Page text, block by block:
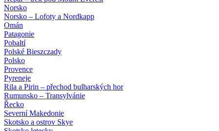
Norsko
Norsko – Lofoty a Nordkapp
Omán
Patagonie
Pobaltí
Polské Bieszczady
Polsko
Provence
Pyreneje
Rila a Pirin – přechod bulharských hor
Rumunsko – Transylvánie
Řecko
Severní Makedonie
Skotsko a ostrov Skye